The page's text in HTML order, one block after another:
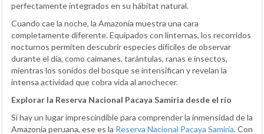
perfectamente integrados en su hábitat natural.
Cuando cae la noche, la Amazonía muestra una cara
completamente diferente. Equipados con linternas, los recorridos
nocturnos permiten descubrir especies difíciles de observar
durante el día, como caimanes, tarántulas, ranas e insectos,
mientras los sonidos del bosque se intensifican y revelan la
intensa actividad que cobra vida al anochecer.
Explorar la Reserva Nacional Pacaya Samiria desde el río
Si hay un lugar imprescindible para comprender la inmensidad de la
Amazonía peruana, ese es la Reserva Nacional Pacaya Samiria. Con